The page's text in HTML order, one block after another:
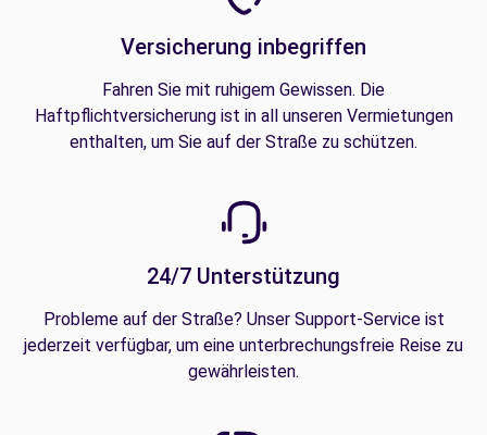
Versicherung inbegriffen
Fahren Sie mit ruhigem Gewissen. Die
Haftpflichtversicherung ist in all unseren Vermietungen
enthalten, um Sie auf der Straße zu schützen.
24/7 Unterstützung
Probleme auf der Straße? Unser Support-Service ist
jederzeit verfügbar, um eine unterbrechungsfreie Reise zu
gewährleisten.